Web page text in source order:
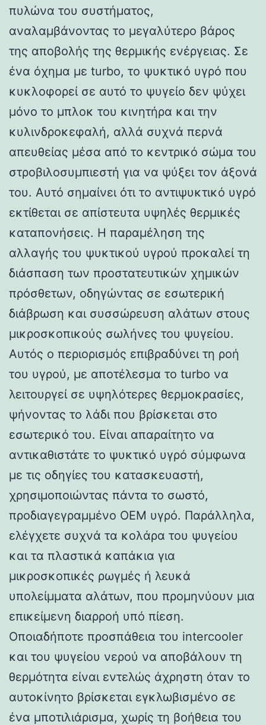
πυλώνα του συστήματος,
αναλαμβάνοντας το μεγαλύτερο βάρος
της αποβολής της θερμικής ενέργειας. Σε
ένα όχημα με turbo, το ψυκτικό υγρό που
κυκλοφορεί σε αυτό το ψυγείο δεν ψύχει
μόνο το μπλοκ του κινητήρα και την
κυλινδροκεφαλή, αλλά συχνά περνά
απευθείας μέσα από το κεντρικό σώμα του
στροβιλοσυμπιεστή για να ψύξει τον άξονά
του. Αυτό σημαίνει ότι το αντιψυκτικό υγρό
εκτίθεται σε απίστευτα υψηλές θερμικές
καταπονήσεις. Η παραμέληση της
αλλαγής του ψυκτικού υγρού προκαλεί τη
διάσπαση των προστατευτικών χημικών
πρόσθετων, οδηγώντας σε εσωτερική
διάβρωση και συσσώρευση αλάτων στους
μικροσκοπικούς σωλήνες του ψυγείου.
Αυτός ο περιορισμός επιβραδύνει τη ροή
του υγρού, με αποτέλεσμα το turbo να
λειτουργεί σε υψηλότερες θερμοκρασίες,
ψήνοντας το λάδι που βρίσκεται στο
εσωτερικό του. Είναι απαραίτητο να
αντικαθιστάτε το ψυκτικό υγρό σύμφωνα
με τις οδηγίες του κατασκευαστή,
χρησιμοποιώντας πάντα το σωστό,
προδιαγεγραμμένο OEM υγρό. Παράλληλα,
ελέγχετε συχνά τα κολάρα του ψυγείου
και τα πλαστικά καπάκια για
μικροσκοπικές ρωγμές ή λευκά
υπολείμματα αλάτων, που προμηνύουν μια
επικείμενη διαρροή υπό πίεση.
Οποιαδήποτε προσπάθεια του intercooler
και του ψυγείου νερού να αποβάλουν τη
θερμότητα είναι εντελώς άχρηστη όταν το
αυτοκίνητο βρίσκεται εγκλωβισμένο σε
ένα μποτιλιάρισμα, χωρίς τη βοήθεια του